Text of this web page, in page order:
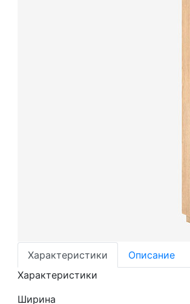
Характеристики Описание
Характеристики
Ширина